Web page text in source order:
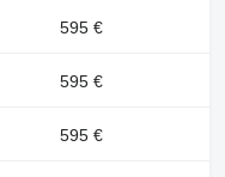
595 €
595 €
595 €